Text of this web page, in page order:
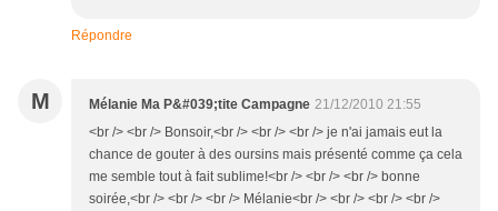
Répondre
M Mélanie Ma P&#039;tite Campagne 21/12/2010 21:55
<br /> <br /> Bonsoir,<br /> <br /> <br /> je n'ai jamais eut la
chance de gouter à des oursins mais présenté comme ça cela
me semble tout à fait sublime!<br /> <br /> <br /> bonne
soirée,<br /> <br /> <br /> Mélanie<br /> <br /> <br /> <br />